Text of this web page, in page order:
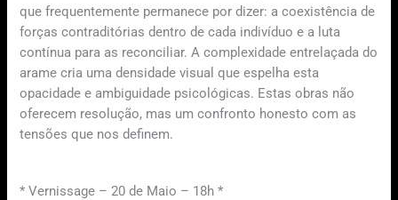
que frequentemente permanece por dizer: a coexistência de
forças contraditórias dentro de cada indivíduo e a luta
contínua para as reconciliar. A complexidade entrelaçada do
arame cria uma densidade visual que espelha esta
opacidade e ambiguidade psicológicas. Estas obras não
oferecem resolução, mas um confronto honesto com as
tensões que nos definem.
* Vernissage – 20 de Maio – 18h *